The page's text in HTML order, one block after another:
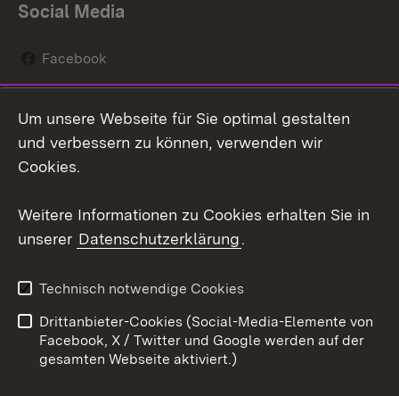
Social Media
Facebook
Social Wall
Youtube
Kontakt
Datenschutz
Barrierefreiheit
Impressum Cookies
Um unsere Webseite für Sie optimal gestalten
und verbessern zu können, verwenden wir
Cookies.
Weitere Informationen zu Cookies erhalten Sie in
unserer Datenschutzerklärung.
Technisch notwendige Cookies
Drittanbieter-Cookies (Social-Media-Elemente von
Facebook, X / Twitter und Google werden auf der
gesamten Webseite aktiviert.)